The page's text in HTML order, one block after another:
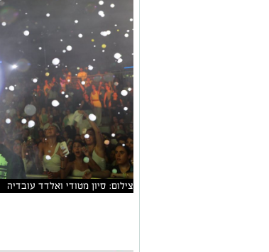
צילום: סיון מטודי ואלדד עובדיה